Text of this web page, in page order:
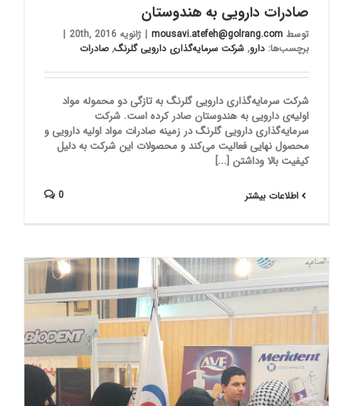
صادرات دارویی به هندوستان
توسط mousavi.atefeh@golrang.com
| ژانویه 20th, 2016
|
برچسب‌ها: دارو, شرکت سرمایه‌گذاری دارویی گلرنگ, صادرات
شرکت سرمایه‌گذاری دارویی گلرنگ به تازگی دو محموله مواد
اولیه‌ی دارویی به هندوستان صادر کرده است. شرکت
سرمایه‌گذاری دارویی گلرنگ در زمینه صادرات مواد اولیه دارویی و
محصول نهایی فعالیت می‌کند و محصولات این شرکت به دلیل
کیفیت بالا وداشتن [...]
اطلاعات بیشتر 0